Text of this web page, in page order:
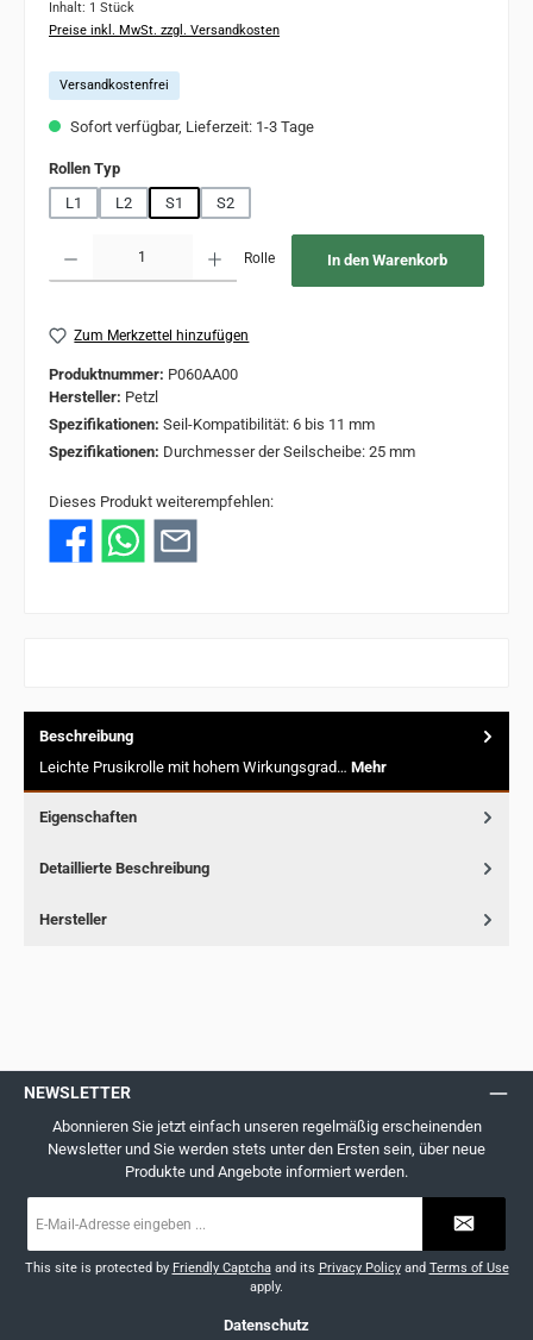
Inhalt: 1 Stück
Preise inkl. MwSt. zzgl. Versandkosten
Versandkostenfrei
Sofort verfügbar, Lieferzeit: 1-3 Tage
Rollen Typauswählen
L1
L2 S1 S2
Rolle In den Warenkorb
Zum Merkzettel hinzufügen
Produktnummer: P060AA00
Hersteller: Petzl
Spezifikationen: Seil-Kompatibilität: 6 bis 11 mm
Spezifikationen: Durchmesser der Seilscheibe: 25 mm
Dieses Produkt weiterempfehlen:
Beschreibung
Leichte Prusikrolle mit hohem Wirkungsgrad… Mehr
Eigenschaften
Detaillierte Beschreibung
Hersteller
NEWSLETTER
Abonnieren Sie jetzt einfach unseren regelmäßig erscheinenden
Newsletter und Sie werden stets unter den Ersten sein, über neue
Produkte und Angebote informiert werden.
Mail-
*
This site is protected by Friendly Captchaand its Privacy Policyand Terms of Use
apply.
Datenschutz